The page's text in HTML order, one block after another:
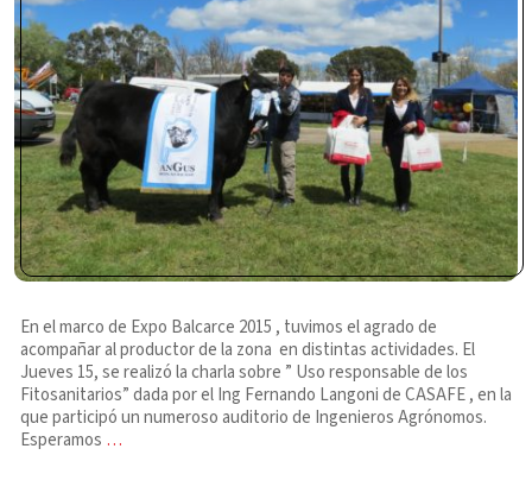
En el marco de Expo Balcarce 2015 , tuvimos el agrado de
acompañar al productor de la zona en distintas actividades. El
Jueves 15, se realizó la charla sobre ” Uso responsable de los
Fitosanitarios” dada por el Ing Fernando Langoni de CASAFE , en la
que participó un numeroso auditorio de Ingenieros Agrónomos.
Esperamos …